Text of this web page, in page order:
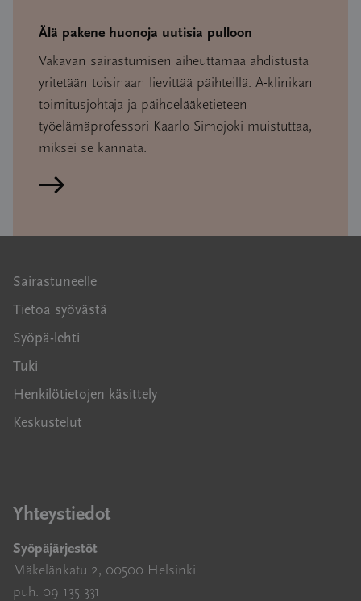
Älä pakene huonoja uutisia pulloon
Vakavan sairastumisen aiheuttamaa ahdistusta
yritetään toisinaan lievittää päihteillä. A-klinikan
toimitusjohtaja ja päihdelääketieteen
työelämäprofessori Kaarlo Simojoki muistuttaa,
miksei se kannata.
Lue artikkeli
Sairastuneelle
Tietoa syövästä
Syöpä-lehti
Tuki
Henkilötietojen käsittely
Keskustelut
Yhteystiedot
Syöpäjärjestöt
Mäkelänkatu 2, 00500 Helsinki
puh. 09 135 331